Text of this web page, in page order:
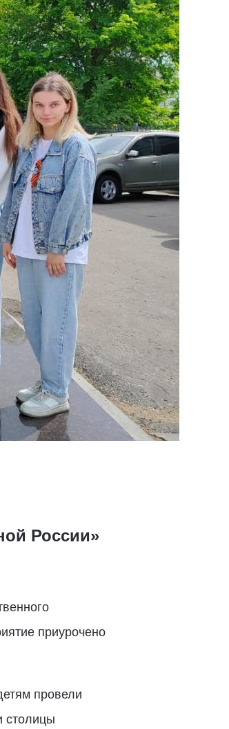
России»
приурочено
провели
столицы